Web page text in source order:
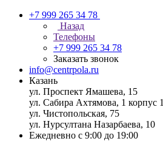
+7 999 265 34 78
Назад
Телефоны
+7 999 265 34 78
Заказать звонок
info@centrpola.ru
Казань
ул. Проспект Ямашева, 15
ул. Сабира Ахтямова, 1 корпус 1
ул. Чистопольская, 75
ул. Нурсултана Назарбаева, 10
Ежедневно с 9:00 до 19:00